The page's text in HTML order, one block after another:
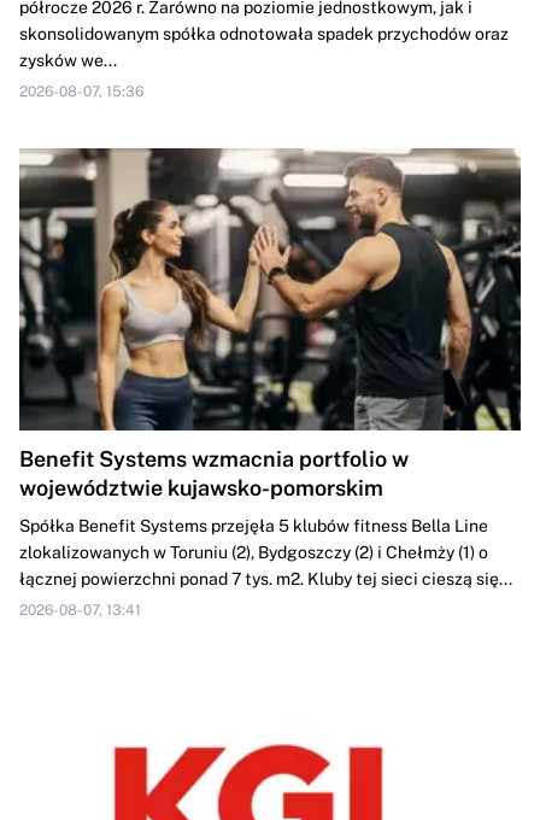
półrocze 2026 r. Zarówno na poziomie jednostkowym, jak i
skonsolidowanym spółka odnotowała spadek przychodów oraz
zysków we...
2026-08-07, 15:36
Benefit Systems wzmacnia portfolio w
województwie kujawsko-pomorskim
Spółka Benefit Systems przejęła 5 klubów fitness Bella Line
zlokalizowanych w Toruniu (2), Bydgoszczy (2) i Chełmży (1) o
łącznej powierzchni ponad 7 tys. m2. Kluby tej sieci cieszą się...
2026-08-07, 13:41